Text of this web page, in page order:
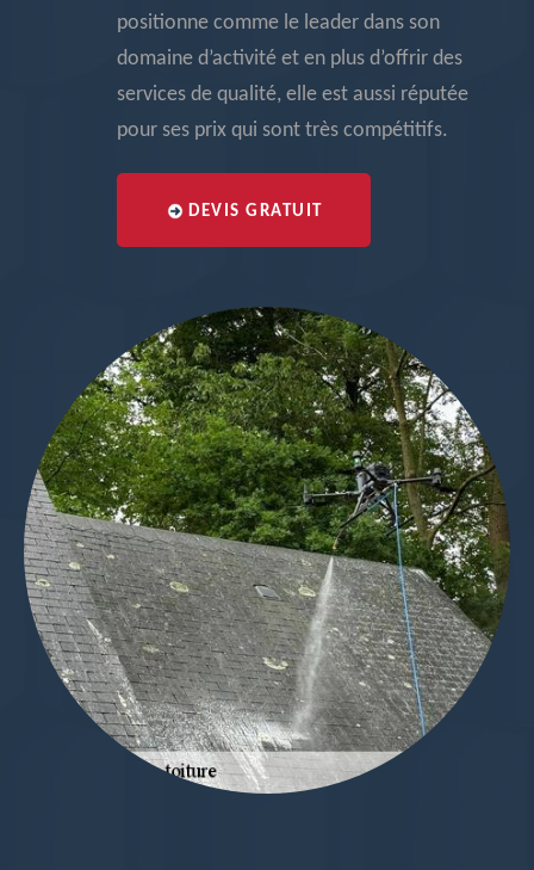
positionne comme le leader dans son
domaine d’activité et en plus d’offrir des
services de qualité, elle est aussi réputée
pour ses prix qui sont très compétitifs.
DEVIS GRATUIT